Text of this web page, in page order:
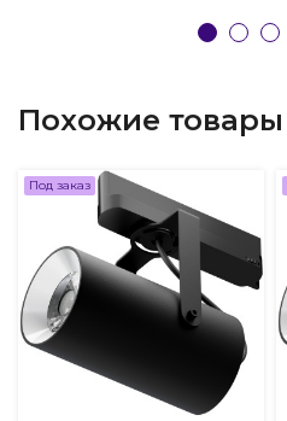
Похожие товары
Под заказ